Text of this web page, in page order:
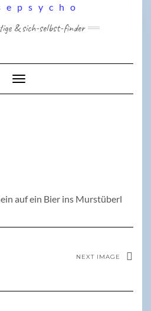
& sich-selbst-finder
Toggle Navigation
auf ein Bier ins Murstüberl
NEXT IMAGE